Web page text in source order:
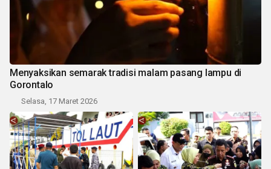
Menyaksikan semarak tradisi malam pasang lampu di
Gorontalo
Selasa, 17 Maret 2026